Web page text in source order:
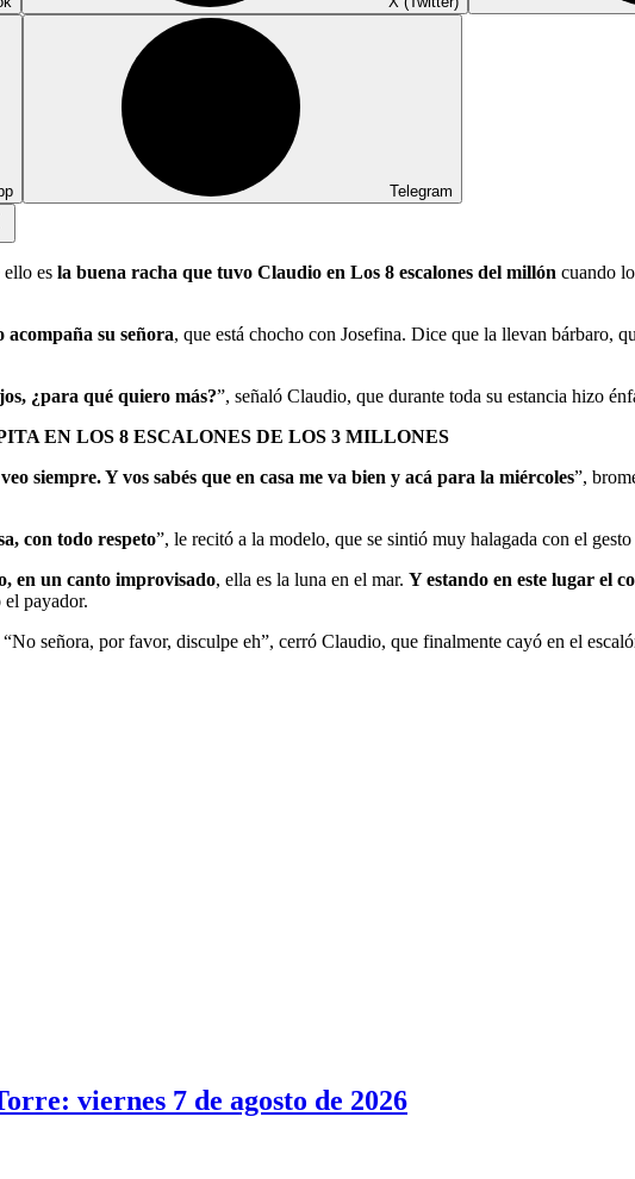
Telegram
ello es la buena racha que tuvo Claudio en Los 8 escalones del millón cuando
su señora, que está chocho con Josefina. Dice que la llevan bárbaro,
¿para qué quiero más?”, señaló Claudio, que durante toda su estancia hizo
EN LOS 8 ESCALONES DE LOS 3 MILLONES
siempre. Y vos sabés que en casa me va bien y acá para la miércoles”,
con todo respeto”, le recitó a la modelo, que se sintió muy halagada con el
en un canto improvisado, ella es la luna en el mar. Y estando en este lugar el
payador.
señora, por favor, disculpe eh”, cerró Claudio, que finalmente cayó en el
viernes 7 de agosto de 2026